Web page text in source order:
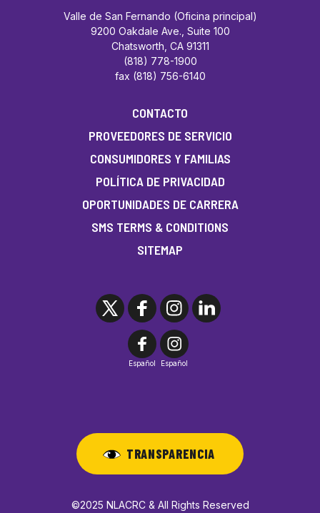
Valle de San Fernando (Oficina principal)
9200 Oakdale Ave., Suite 100
Chatsworth, CA 91311
(818) 778-1900
fax (818) 756-6140
CONTACTO
PROVEEDORES DE SERVICIO
CONSUMIDORES Y FAMILIAS
POLÍTICA DE PRIVACIDAD
OPORTUNIDADES DE CARRERA
SMS TERMS & CONDITIONS
SITEMAP
Español Español
TRANSPARENCIA
©2025 NLACRC & All Rights Reserved